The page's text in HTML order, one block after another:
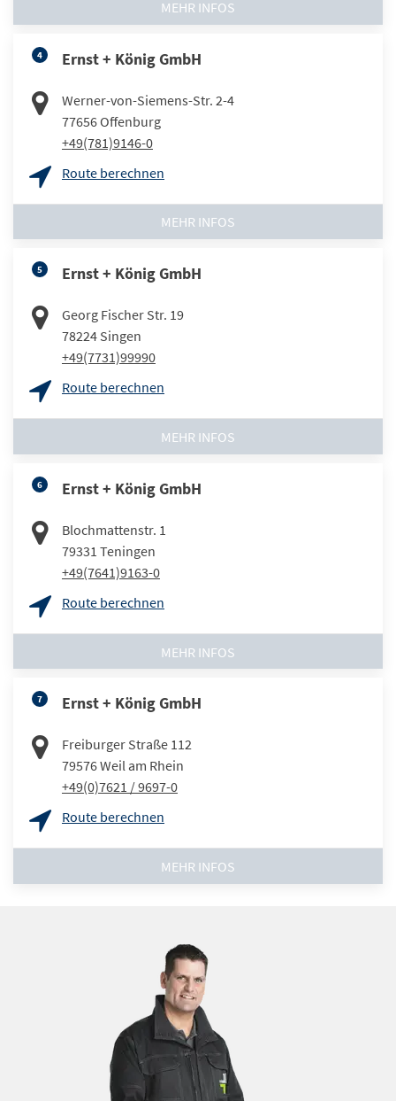
MEHR INFOS
4 Ernst + König GmbH
Werner-von-Siemens-Str. 2-4
77656Offenburg
+49(781)9146-0
Route berechnen
MEHR INFOS
5 Ernst + König GmbH
Georg Fischer Str. 19
78224 Singen
+49(7731)99990
Route berechnen
MEHR INFOS
6 Ernst + König GmbH
Blochmattenstr. 1
79331 Teningen
+49(7641)9163-0
Route berechnen
MEHR INFOS
7 Ernst + König GmbH
Freiburger Straße 112
79576Weil am Rhein
+49(0)7621 / 9697-0
Route berechnen
MEHR INFOS